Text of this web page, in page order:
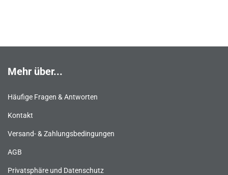
Mehr über...
Häufige Fragen & Antworten
Kontakt
Versand- & Zahlungsbedingungen
AGB
Privatsphäre und Datenschutz